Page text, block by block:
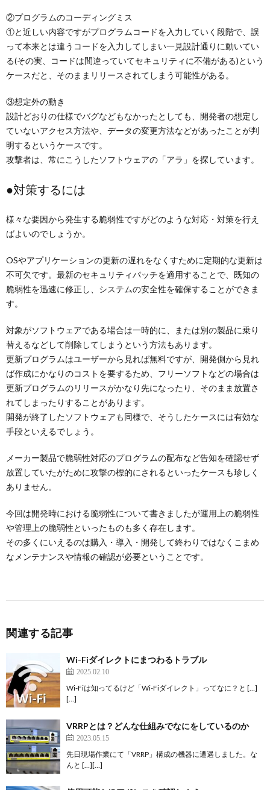
②プログラムのコーディングミス
①と近しい内容ですがプログラムコードを入力していく段階で、誤
って本来とは違うコードを入力してしまい一見設計通りに動いてい
る(その実、コードは間違っていてセキュリティに不備がある)という
ケースだと、そのままリリースされてしまう可能性がある。
③想定外の動き
設計どおりの仕様でバグなどもなかったとしても、開発者の想定し
ていないアクセス方法や、データの変更方法などがあったことが判
明するというケースです。
攻撃者は、常にこうしたソフトウェアの「アラ」を探しています。
●対策するには
様々な要因から発生する脆弱性ですがどのような対応・対策を行え
ばよいのでしょうか。
OSやアプリケーションの更新の遅れをなくすために定期的な更新は
不可欠です。最新のセキュリティパッチを適用することで、既知の
脆弱性を迅速に修正し、システムの安全性を確保することができま
す。
対象がソフトウェアである場合は一時的に、または別の製品に乗り
替えるなどして削除してしまうという方法もあります。
更新プログラムはユーザーから見れば無料ですが、開発側から見れ
ば作成にかなりのコストを要するため、フリーソフトなどの場合は
更新プログラムのリリースがかなり先になったり、そのまま放置さ
れてしまったりすることがあります。
開発が終了したソフトウェアも同様で、そうしたケースには有効な
手段といえるでしょう。
メーカー製品で脆弱性対応のプログラムの配布など告知を確認せず
放置していたがために攻撃の標的にされるといったケースも珍しく
ありません。
今回は開発時における脆弱性について書きましたが運用上の脆弱性
や管理上の脆弱性といったものも多く存在します。
その多くにいえるのは購入・導入・開発して終わりではなくこまめ
なメンテナンスや情報の確認が必要ということです。
関連する記事
Wi-Fiダイレクトにまつわるトラブル
2025.02.10
Wi-Fiは知ってるけど「Wi-Fiダイレクト」ってなに？と […]
[…]
VRRPとは？どんな仕組みでなにをしているのか
2023.05.15
先日現場作業にて「VRRP」構成の機器に遭遇しました。な
んと […][…]